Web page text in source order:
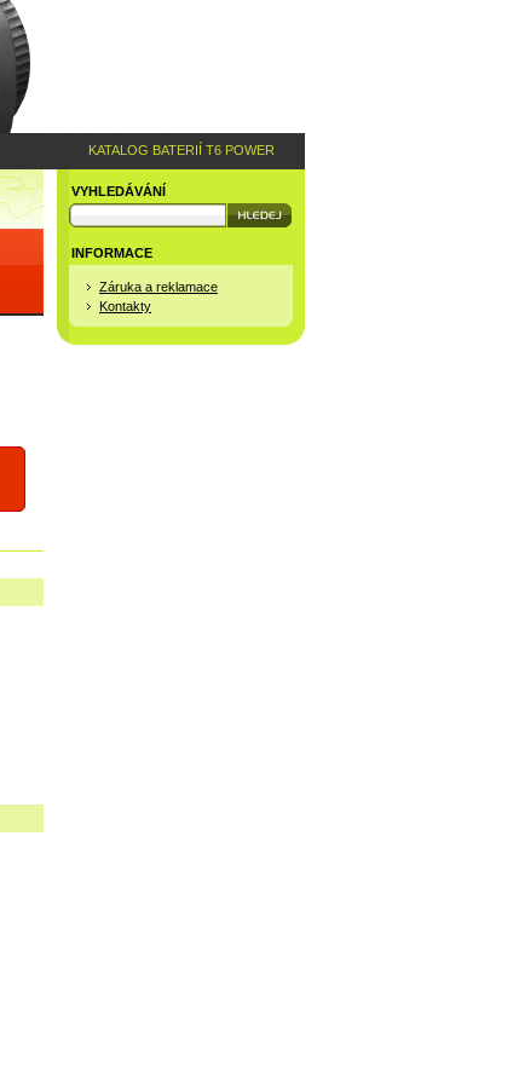
VYHLEDÁVÁNÍ
INFORMACE
Záruka a reklamace
Kontakty
KATALOG BATERIÍ T6 POWER